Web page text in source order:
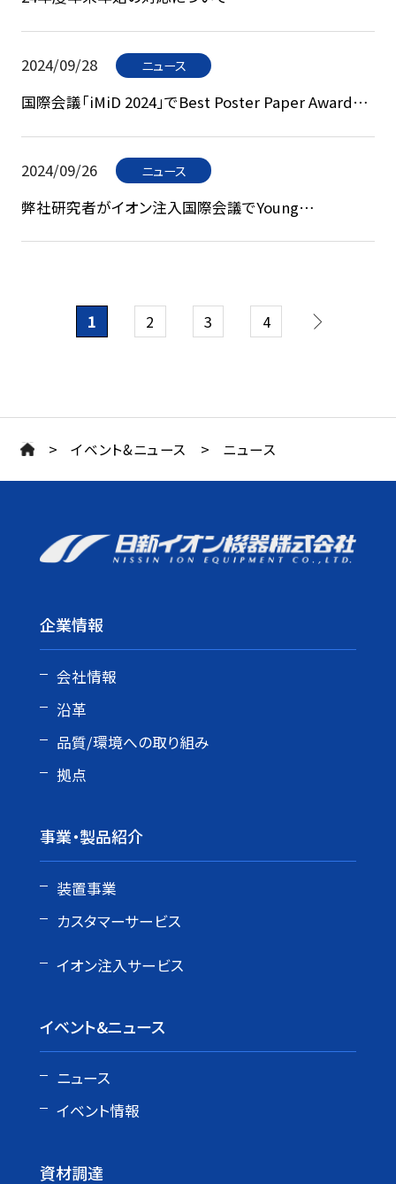
2024/09/28 ニュース
国際会議「iMiD 2024」でBest Poster Paper Awardを
2024/09/26
ニュース
弊社研究者がイオン注入国際会議でYoung
1 2 3 4
> イベント&ニュース > ニュース
企業情報
会社情報
沿革
品質/環境への取り組み
拠点
事業・製品紹介
装置事業
カスタマーサービス
イオン注入サービス
イベント&ニュース
ニュース
イベント情報
資材調達